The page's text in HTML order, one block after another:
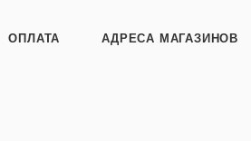
ОПЛАТА АДРЕСА МАГАЗИНОВ